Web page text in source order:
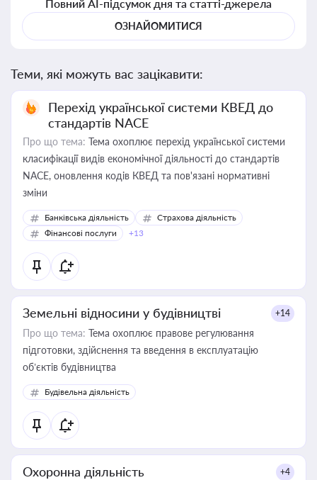
Повний AI-підсумок дня та статті-джерела
ОЗНАЙОМИТИСЯ
Теми, які можуть вас зацікавити:
Перехід української системи КВЕД до
стандартів NACE
Про що тема: Тема охоплює перехід української системи
класифікації видів економічної діяльності до стандартів
NACE, оновлення кодів КВЕД та пов'язані нормативні
зміни
Банківська діяльність
Страхова діяльність
Фінансові послуги
+13
Земельні відносини у будівництві +14
Про що тема: Тема охоплює правове регулювання
підготовки, здійснення та введення в експлуатацію
об’єктів будівництва
Будівельна діяльність
Охоронна діяльність +4